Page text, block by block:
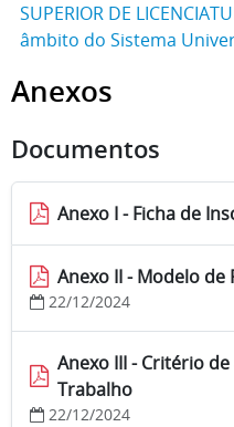
SUPERIOR DE
âmbito do Sistema
Anexos
Documentos
Anexo I - Ficha de
Anexo II - Modelo
22/12/2024
Anexo III - Critério
Trabalho
22/12/2024